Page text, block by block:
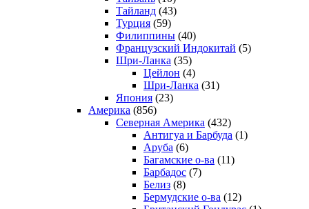
Тайланд (43)
Турция (59)
Филиппины (40)
Французский Индокитай (5)
Шри-Ланка (35)
Цейлон (4)
Шри-Ланка (31)
Япония (23)
Америка (856)
Северная Америка (432)
Антигуа и Барбуда (1)
Аруба (6)
Багамские о-ва (11)
Барбадос (7)
Белиз (8)
Бермудские о-ва (12)